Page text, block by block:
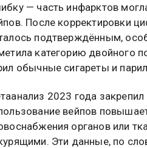
— часть инфарктов
После корректировки
подтверждённым,
категорию двойного
обычные сигареты и
2023 года
вейпов
органов или
Эти данные, по